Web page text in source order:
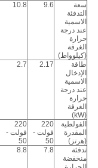
سعة
التدفئة
الاسمية
عند درجة
حرارة
الغرفة
(كيلوواط)
9.6
10.8
طاقة
الإدخال
الاسمية
عند درجة
حرارة
الغرفة
(kW)
2.17
2.7
الفولطية
المقدرة
(هرتز)
220
فولت -
50
220
فولت -
50
تدفئة
منخفضة
7.8
8.8